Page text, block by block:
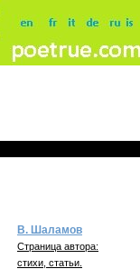
В. Шаламов
Страница автора:
стихи, статьи.